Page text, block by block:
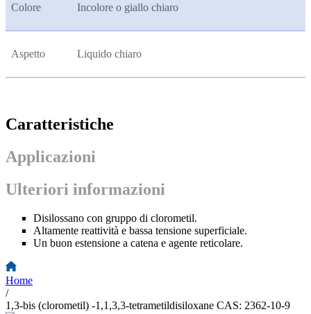
Colore Incolore o giallo chiaro
Aspetto Liquido chiaro
Caratteristiche
Applicazioni
Ulteriori informazioni
Disilossano con gruppo di clorometil.
Altamente reattività e bassa tensione superficiale.
Un buon estensione a catena e agente reticolare.
Home
/
1,3-bis (clorometil) -1,1,3,3-tetrametildisiloxane CAS: 2362-10-9